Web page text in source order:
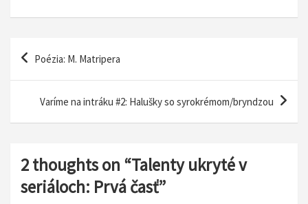
Poézia: M. Matripera
Varíme na intráku #2: Halušky so syrokrémom/bryndzou
2 thoughts on “Talenty ukryté v
seriáloch: Prvá časť”